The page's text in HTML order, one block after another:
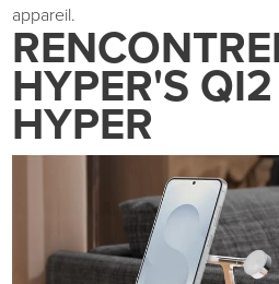
appareil.
HYPER'S
HYPER